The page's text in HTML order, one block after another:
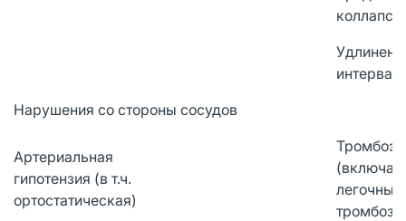
Нарушения со стороны сосудов
Артериальная
гипотензия (в т.ч.
ортостатическая)
легочных
тромбоз